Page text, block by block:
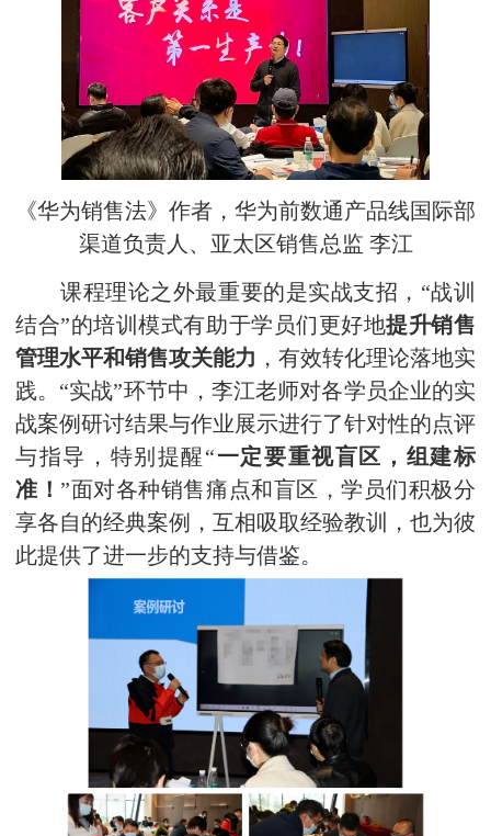
《华为销售法》作者，华为前数通产品线国际部
渠道负责人、亚太区销售总监 李江
课程理论之外最重要的是实战支招，“战训
结合”的培训模式有助于学员们更好地提升销售
管理水平和销售攻关能力 ，有效转化理论落地实
践。“实战”环节中，李江老师对各学员企业的实
战案例研讨结果与作业展示进行了针对性的点评
与指导，特别提醒“一定要重视盲区，组建标
准！”面对各种销售痛点和盲区，学员们积极分
享各自的经典案例，互相吸取经验教训，也为彼
此提供了进一步的支持与借鉴。